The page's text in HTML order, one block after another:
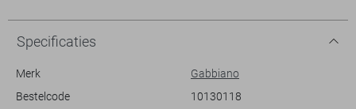
voor informele uitstapjes, of je nu met vrienden afspreekt of een dagje
aan het strand doorbrengt.
De subtiele geborduurde details op de borst voegen een smaakvol
accent toe aan het eenvoudige ontwerp, waardoor het shirt net dat
combineren met verschillende tinten en stijlen, wat het een
Specificaties
Merk
Gabbiano
Bestelcode
10130118